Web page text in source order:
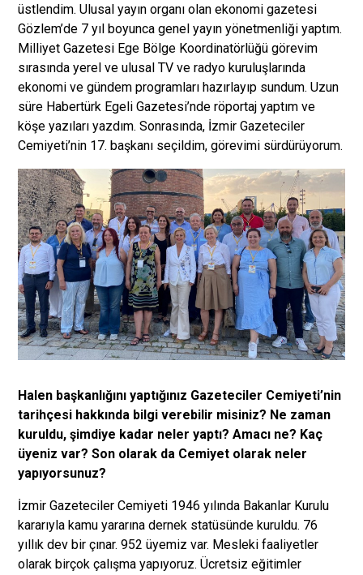
üstlendim. Ulusal yayın organı olan ekonomi gazetesi
Gözlem’de 7 yıl boyunca genel yayın yönetmenliği yaptım.
Milliyet Gazetesi Ege Bölge Koordinatörlüğü görevim
sırasında yerel ve ulusal TV ve radyo kuruluşlarında
ekonomi ve gündem programları hazırlayıp sundum. Uzun
süre Habertürk Egeli Gazetesi’nde röportaj yaptım ve
köşe yazıları yazdım. Sonrasında, İzmir Gazeteciler
Cemiyeti’nin 17. başkanı seçildim, görevimi sürdürüyorum.
Halen başkanlığını yaptığınız Gazeteciler Cemiyeti’nin
tarihçesi hakkında bilgi verebilir misiniz? Ne zaman
kuruldu, şimdiye kadar neler yaptı? Amacı ne? Kaç
üyeniz var? Son olarak da Cemiyet olarak neler
yapıyorsunuz?
İzmir Gazeteciler Cemiyeti 1946 yılında Bakanlar Kurulu
kararıyla kamu yararına dernek statüsünde kuruldu. 76
yıllık dev bir çınar. 952 üyemiz var. Mesleki faaliyetler
olarak birçok çalışma yapıyoruz. Ücretsiz eğitimler